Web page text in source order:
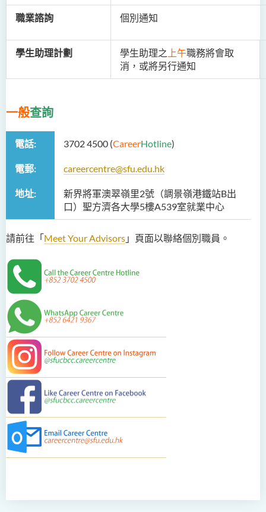
職業諮詢 個別通知
學生助理計劃 學生助理之 上午職務將會取
消，或將另行通知
一般查詢
電話: 3702 4500 (CareerHotline)
電郵: careercentre@sfu.edu.hk
地址:
新界將軍澳翠嶺里2號（調景嶺港鐵站B出
口）聖方濟各大學5樓A539室就業中心
請前往「Meet Your Advisors 」頁面以聯絡個別職員。